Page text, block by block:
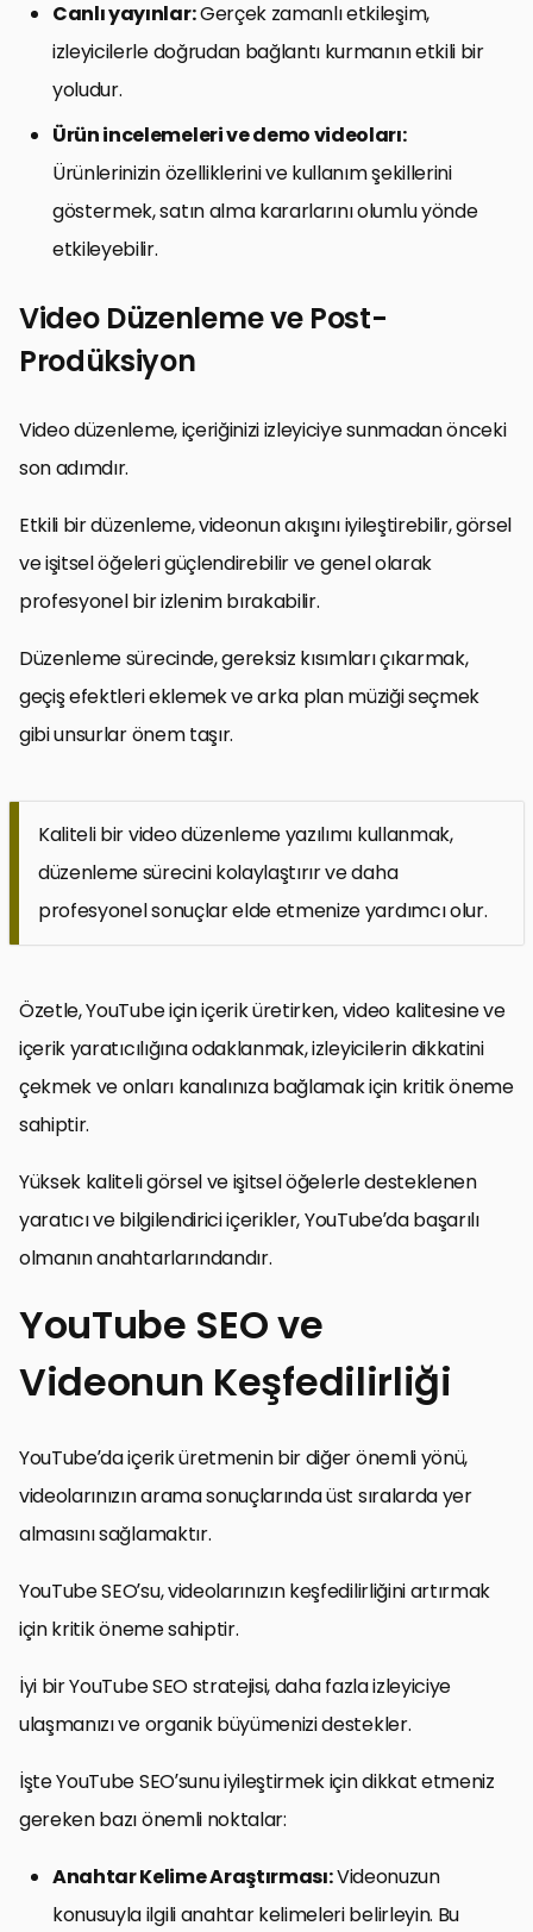
Canlı yayınlar:Gerçek zamanlı etkileşim,
izleyicilerle doğrudan bağlantı kurmanın etkili bir
yoludur.
Ürün incelemeleri ve demo videoları:
Ürünlerinizin özelliklerini ve kullanım şekillerini
göstermek, satın alma kararlarını olumlu yönde
etkileyebilir.
Video Düzenleme ve Post-
Prodüksiyon
Video düzenleme, içeriğinizi izleyiciye sunmadan önceki
son adımdır.
Etkili bir düzenleme, videonun akışını iyileştirebilir, görsel
ve işitsel öğeleri güçlendirebilir ve genel olarak
profesyonel bir izlenim bırakabilir.
Düzenleme sürecinde, gereksiz kısımları çıkarmak,
geçiş efektleri eklemek ve arka plan müziği seçmek
gibi unsurlar önem taşır.
Kaliteli bir video düzenleme yazılımı kullanmak,
düzenleme sürecini kolaylaştırır ve daha
profesyonel sonuçlar elde etmenize yardımcı olur.
Özetle, YouTube için içerik üretirken, video kalitesine ve
içerik yaratıcılığına odaklanmak, izleyicilerin dikkatini
çekmek ve onları kanalınıza bağlamak için kritik öneme
sahiptir.
Yüksek kaliteli görsel ve işitsel öğelerle desteklenen
yaratıcı ve bilgilendirici içerikler, YouTube’da başarılı
olmanın anahtarlarındandır.
YouTube SEO ve
Videonun Keşfedilirliği
YouTube’da içerik üretmenin bir diğer önemli yönü,
videolarınızın arama sonuçlarında üst sıralarda yer
almasını sağlamaktır.
YouTube SEO’su, videolarınızın keşfedilirliğini artırmak
için kritik öneme sahiptir.
İyi bir YouTube SEO stratejisi, daha fazla izleyiciye
ulaşmanızı ve organik büyümenizi destekler.
İşte YouTube SEO’sunu iyileştirmek için dikkat etmeniz
gereken bazı önemli noktalar:
Anahtar Kelime Araştırması:Videonuzun
konusuyla ilgili anahtar kelimeleri belirleyin. Bu